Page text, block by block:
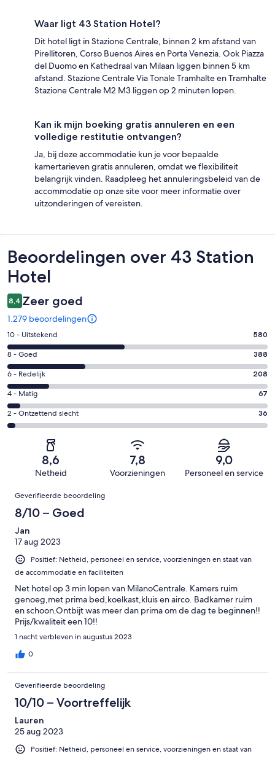
Waar ligt 43 Station Hotel?
Dit hotel ligt in Stazione Centrale, binnen 2 km afstand van
Pirellitoren, Corso Buenos Aires en Porta Venezia. Ook Piazza
del Duomo en Kathedraal van Milaan liggen binnen 5 km
afstand. Stazione Centrale Via Tonale Tramhalte en Tramhalte
Stazione Centrale M2 M3 liggen op 2 minuten lopen.
Kan ik mijn boeking gratis annuleren en een
volledige restitutie ontvangen?
Ja, bij deze accommodatie kun je voor bepaalde
kamertarieven gratis annuleren, omdat we flexibiliteit
belangrijk vinden. Raadpleeg het annuleringsbeleid van de
accommodatie op onze site voor meer informatie over
uitzonderingen of vereisten.
Beoordelingen
Beoordelingen over 43 Station
Hotel
8,4 Zeer goed
1.279 beoordelingen
Gastenscore:
10
-
Uitstekend.
580
van
1279
beoordelingen
10 - Uitstekend 580
Gastenscore:
8
-
Goed.
388
van
1279
beoordelingen
8 - Goed 388
Gastenscore:
6
-
Redelijk.
208
beoordelingen
6 - Redelijk 208
Gastenscore:
4
-
4 - Matig 67
Gastenscore:
2
Ontzettend
van
beoordelingen
2 - Ontzettend slecht 36
8,6
Netheid
7,8
Voorzieningen
9,0
Personeel en service
Beoordelingen
Geverifieerde beoordeling
8/10 – Goed
Jan
17 aug 2023
Positief: Netheid, personeel en service, voorzieningen en staat van
de accommodatie en faciliteiten
Net hotel op 3 min lopen van MilanoCentrale. Kamers ruim
genoeg,met prima bed,koelkast,kluis en airco. Badkamer ruim
en schoon.Ontbijt was meer dan prima om de dag te beginnen!!
Prijs/kwaliteit een 10!!
1 nacht verbleven in augustus 2023
0
Geverifieerde beoordeling
10/10 – Voortreffelijk
Lauren
25 aug 2023
Positief: Netheid, personeel en service, voorzieningen en staat van